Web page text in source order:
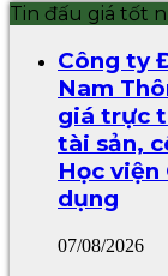
Tin đấu giá tốt
Công ty
Nam
giá trực
tài sản,
Học viện
dụng
07/08/2026